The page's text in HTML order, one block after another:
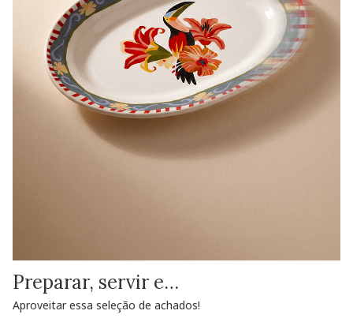
Preparar, servir e…
Aproveitar essa seleção de achados!